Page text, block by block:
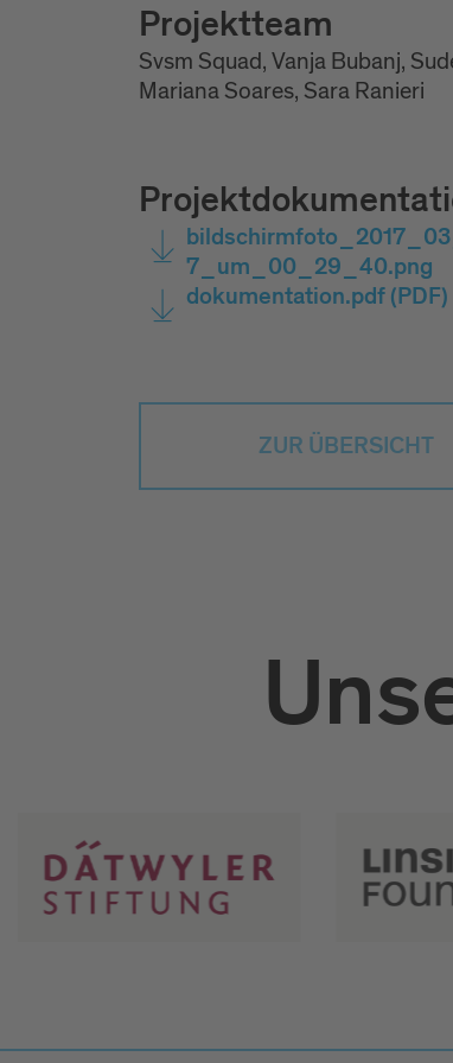
Projektteam
Svsm Squad, Vanja Bubanj,
Mariana Soares, Sara Ranieri
7_um_00_29_40.png
dokumentation.pdf(PDF)
ZUR ÜBERSICHT